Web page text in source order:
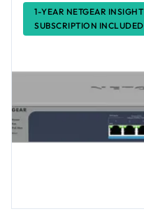
1-YEAR NETGEAR INSIGHT
SUBSCRIPTION INCLUDED